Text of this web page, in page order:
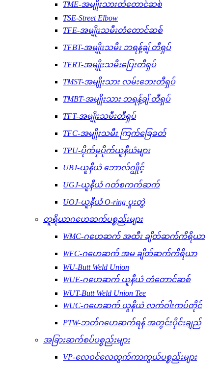
TME-အမျိုးသားတံတောင်ဆစ်
TSE-Street Elbow
TFE-အမျိုးသမီးတံတောင်ဆစ်
TFBT-အမျိုးသမီး ဘရန့်ချ် တီရှပ်
TFRT-အမျိုးသမီးပြေးတီရှပ်
TMST-အမျိုးသား လမ်းဘေးတီရှပ်
TMBT-အမျိုးသား ဘရန့်ချ် တီရှပ်
TFT-အမျိုးသမီးတီရှပ်
TFC-အမျိုးသမီး ကြက်ခြေခတ်
TPU-ပိုက်မှပိုက်ယူနီယံများ
UBJ-ယူနီယံ ဘောလ်ဂျွိုင့်
UGJ-ယူနီယံ ဂတ်စကက်ဆက်
UOJ-ယူနီယံ O-ring ပူးတွဲ
တူရိယာဂဟေဆက်ပစ္စည်းများ
WMC-ဂဟေဆက် အထီး ချိတ်ဆက်ကိရိယာ
WFC-ဂဟေဆက် အမ ချိတ်ဆက်ကိရိယာ
WU-Butt Weld Union
WUE-ဂဟေဆက် ယူနီယံ တံတောင်ဆစ်
WUT-Butt Weld Union Tee
WUC-ဂဟေဆက် ယူနီယံ လက်ဝါးကပ်တိုင်
PTW-ဘတ်ဂဟေဆက်ရန် အတွင်းပိုင်းချည်
အခြားဆက်စပ်ပစ္စည်းများ
VP-လေဝင်လေထွက်ကာကွယ်ပစ္စည်းများ